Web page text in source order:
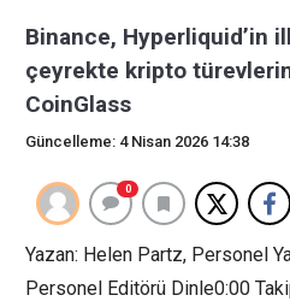
Binance, Hyperliquid’in
çeyrekte kripto
CoinGlass
Güncelleme: 4 Nisan 2026 14:38
0
Yazan: Helen Partz, Personel
Personel Editörü Dinle0:00